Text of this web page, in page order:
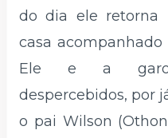
do dia ele retorna
casa
Ele e a
despercebidos, por
o pai Wilson